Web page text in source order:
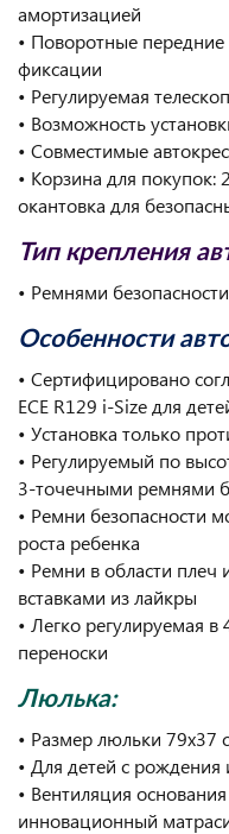
амортизацией
• Поворотные
фиксации
• Регулируемая
• Возможность
• Совместимые
• Корзина для
окантовка для
Тип крепления
• Ремнями
Особенности
• Сертифицировано
ECE R129 i-Size для
• Установка только
• Регулируемый по
3-точечными ремнями
• Ремни безопасности
роста ребенка
• Ремни в области
вставками из лайкры
• Легко регулируемая
переноски
Люлька:
• Размер люльки 79х37
• Для детей с рождения
• Вентиляция
инновационный